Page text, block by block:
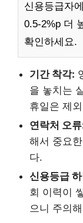
신용등급자
0.5-2%p 더
확인하세요.
기간 착각:
을 놓치는
휴일은 제
연락처 오
해서 중요
다.
신용등급
회 이력이
으니 주의